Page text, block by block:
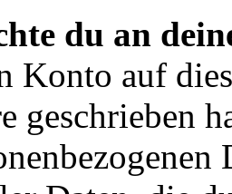
du an
Konto auf
geschrieben